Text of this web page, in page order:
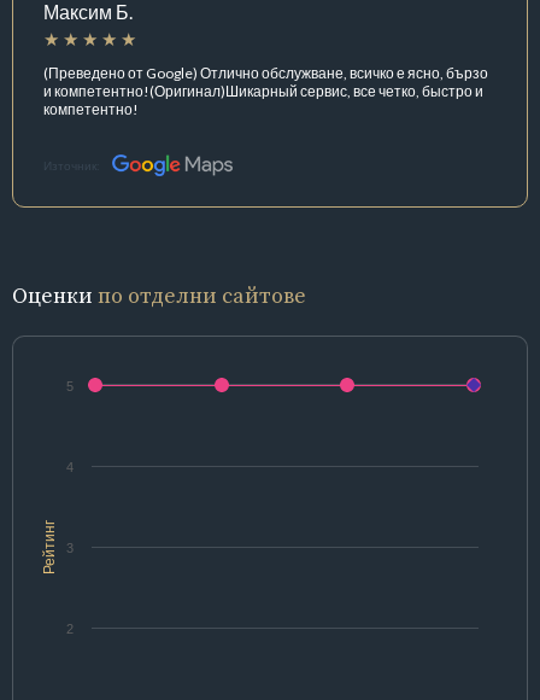
Максим Б.
(Преведено от Google) Отлично обслужване, всичко е ясно, бързо
и компетентно!(Оригинал)Шикарный сервис, все четко, быстро и
компетентно!
Източник:
Оценки по отделни сайтове
Рейтинг
2
3
4
5